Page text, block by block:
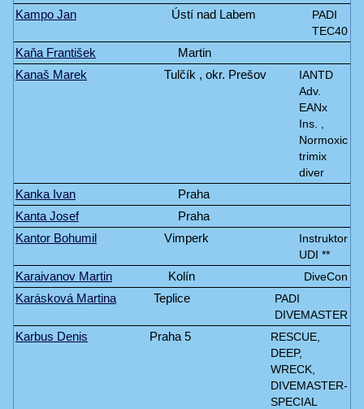
Kampo Jan Ústí nad Labem
PADI
TEC40
Kaňa František
Martin
Kanaš Marek
Tulčík , okr. Prešov
IANTD
Adv.
EANx
Ins. ,
Normoxic
trimix
diver
Kanka Ivan
Praha
Kanta Josef
Praha
Kantor Bohumil
Vimperk
Instruktor
UDI **
Karaivanov Martin Kolín DiveCon
Karásková Martina Teplice
PADI
DIVEMASTER
Karbus Denis Praha 5
RESCUE,
DEEP,
WRECK,
DIVEMASTER-
SPECIAL